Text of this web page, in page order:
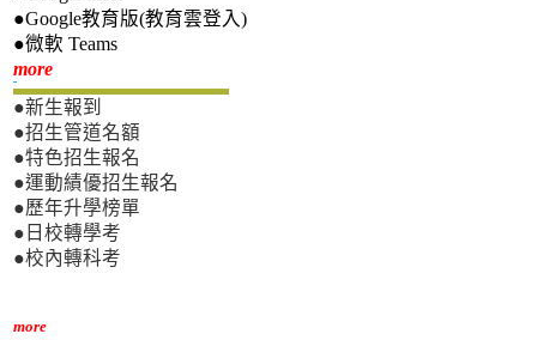
●Google教育版(教育雲登入)
●微軟 Teams
more新生專區
●新生報到
●招生管道名額
●特色招生報名
●運動績優招生報名
●歷年升學榜單
●日校轉學考
●校內轉科考
more